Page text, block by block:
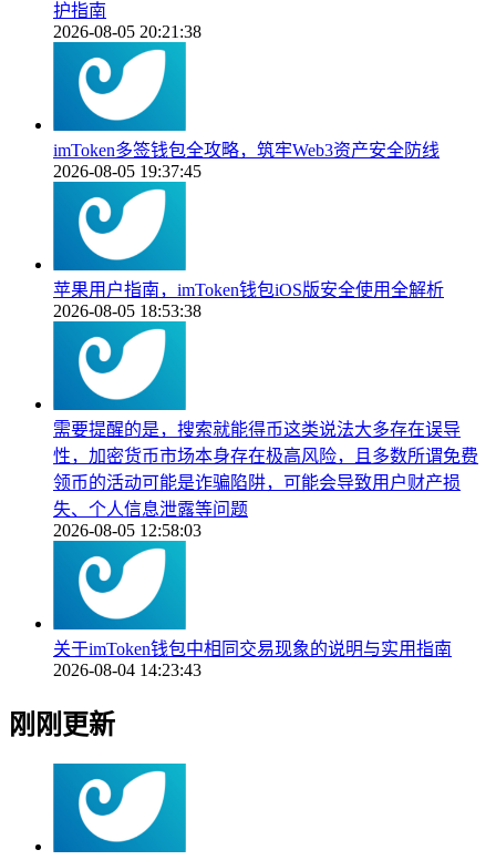
护指南
2026-08-05 20:21:38
imToken多签钱包全攻略，筑牢Web3资产安全防线
2026-08-05 19:37:45
苹果用户指南，imToken钱包iOS版安全使用全解析
2026-08-05 18:53:38
需要提醒的是，搜索就能得币这类说法大多存在误导
性，加密货币市场本身存在极高风险，且多数所谓免费
领币的活动可能是诈骗陷阱，可能会导致用户财产损
失、个人信息泄露等问题
2026-08-05 12:58:03
关于imToken钱包中相同交易现象的说明与实用指南
2026-08-04 14:23:43
刚刚更新